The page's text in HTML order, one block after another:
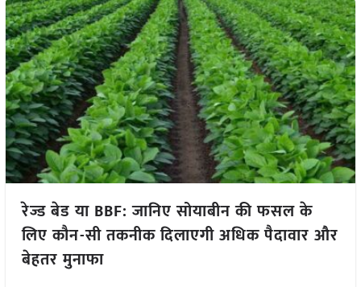
रेज्ड बेड या BBF: जानिए सोयाबीन की फसल के
लिए कौन-सी तकनीक दिलाएगी अधिक पैदावार और
बेहतर मुनाफा